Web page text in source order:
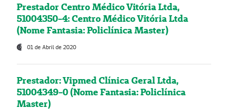
Prestador Centro Médico Vitória Ltda,
51004350-4: Centro Médico Vitória Ltda
(Nome Fantasia: Policlínica Master)
01 de Abril de 2020
Prestador: Vipmed Clínica Geral Ltda,
51004349-0 (Nome Fantasia: Policlínica
Master)